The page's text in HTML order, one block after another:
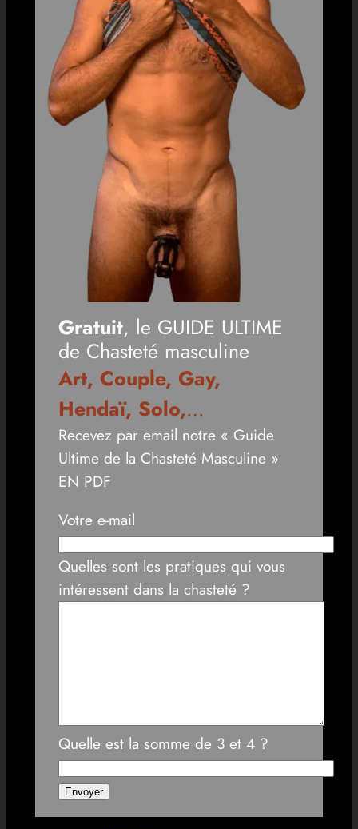
Gratuit, le GUIDE ULTIME
de Chasteté masculine
Art, Couple, Gay,
Hendaï, Solo,…
Recevez par email notre « Guide
Ultime de la Chasteté Masculine »
EN PDF
Votre e-mail
Quelles sont les pratiques qui vous
intéressent dans la chasteté ?
Quelle est la somme de 3 et 4 ?